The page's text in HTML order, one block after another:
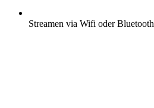
Streamen via Wifi oder Bluetooth